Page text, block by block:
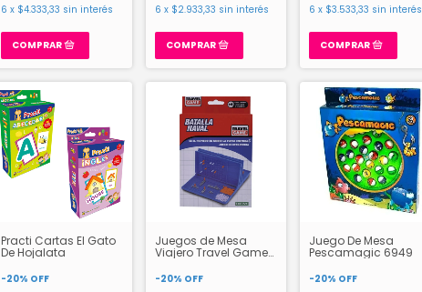
6 x $4.333,33 sin interés 6 x $2.933,33 sin interés 6 x $3.533,33 sin interés
Practi Cartas El Gato
De Hojalata
-20% OFF
Juegos de Mesa
Viajero Travel Game
-20% OFF
Juego De Mesa
Pescamagic 6949
-20% OFF